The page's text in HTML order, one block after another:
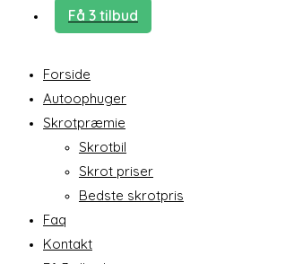
Få 3 tilbud
Forside
Autoophuger
Skrotpræmie
Skrotbil
Skrot priser
Bedste skrotpris
Faq
Kontakt